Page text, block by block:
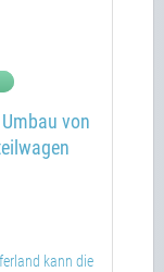
von
kann die